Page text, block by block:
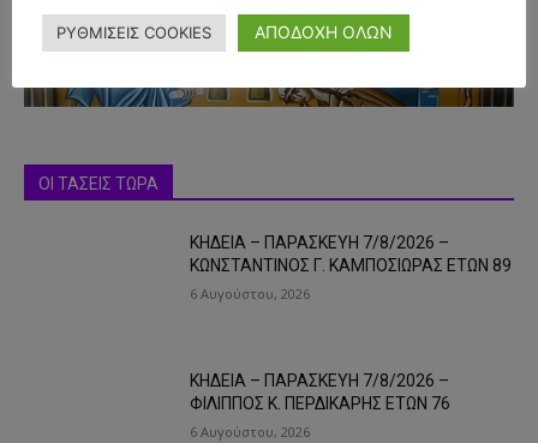
ΟΙ ΤΑΣΕΙΣ ΤΩΡΑ
ΚΗΔΕΙΑ – ΠΑΡΑΣΚΕΥΗ 7/8/2026 –
ΚΩΝΣΤΑΝΤΙΝΟΣ Γ. ΚΑΜΠΟΣΙΩΡΑΣ ΕΤΩΝ 89
6 Αυγούστου, 2026
ΚΗΔΕΙΑ – ΠΑΡΑΣΚΕΥΗ 7/8/2026 –
ΦΙΛΙΠΠΟΣ Κ. ΠΕΡΔΙΚΑΡΗΣ ΕΤΩΝ 76
6 Αυγούστου, 2026
ΡΥΘΜΙΣΕΙΣ COOKIES ΑΠΟΔΟΧΗ ΟΛΩΝ